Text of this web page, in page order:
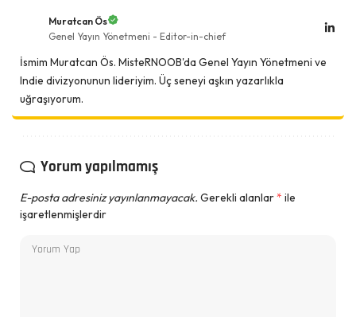
Muratcan Ös
Genel Yayın Yönetmeni - Editor-in-chief
İsmim Muratcan Ös. MisteRNOOB'da Genel Yayın Yönetmeni ve
Indie divizyonunun lideriyim. Üç seneyi aşkın yazarlıkla
uğraşıyorum.
Yorum yapılmamış
E-posta adresiniz yayınlanmayacak. Gerekli alanlar* ile
işaretlenmişlerdir